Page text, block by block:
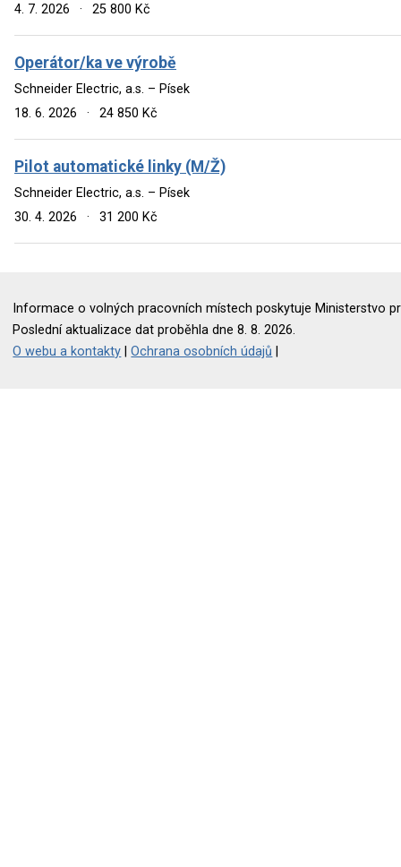
4. 7. 2026
· 25 800 Kč
Operátor/ka ve výrobě
Schneider Electric, a.s. – Písek
18. 6. 2026
· 24 850 Kč
Pilot automatické linky (M/Ž)
Schneider Electric, a.s. – Písek
30. 4. 2026
· 31 200 Kč
Informace o volných pracovních místech poskytuje Ministerstvo
Poslední aktualizace dat proběhla dne 8. 8. 2026.
O webu a kontakty |Ochrana osobních údajů